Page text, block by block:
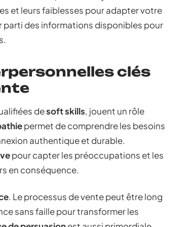
et leurs faiblesses pour adapter votre
des informations disponibles pour
clés
desoft skills, jouent un rôle
permet de comprendre les besoins
authentique et durable.
pour capter les préoccupations et les
en conséquence.
. Le processus de vente peut être long
sans faille pour transformer les